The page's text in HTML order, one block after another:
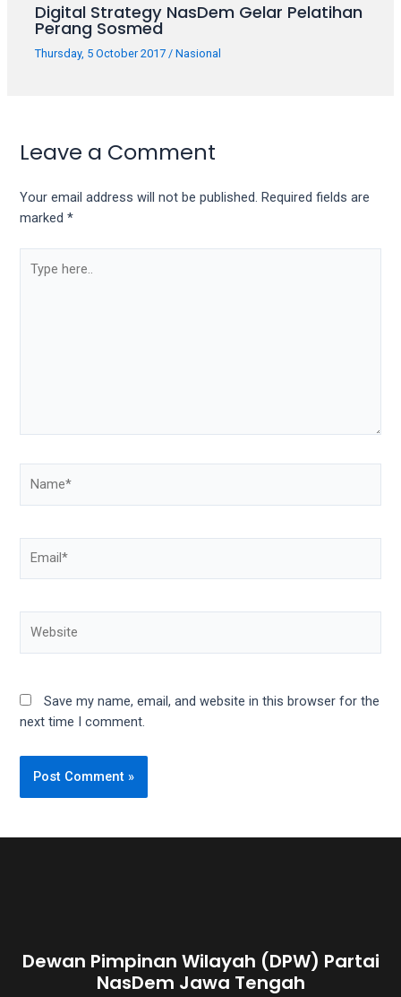
Digital Strategy NasDem Gelar Pelatihan
Perang Sosmed
Thursday, 5 October 2017/Nasional
Leave a Comment
Your email address will not be published. Required fields are
marked*
here..
Save my name, email, and website in this browser for the
next time I comment.
Dewan Pimpinan Wilayah (DPW) Partai
NasDem Jawa Tengah